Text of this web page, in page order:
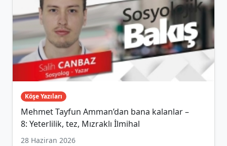
Köşe Yazıları
Mehmet Tayfun Amman’dan bana kalanlar –
8: Yeterlilik, tez, Mızraklı İlmihal
28 Haziran 2026